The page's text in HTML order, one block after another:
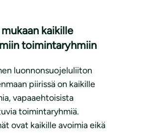
kaikille
toimintaryhmiin
luonnonsuojeluliiton
piirissä on kaikille
vapaaehtoisista
toimintaryhmiä.
ovat kaikille avoimia eikä